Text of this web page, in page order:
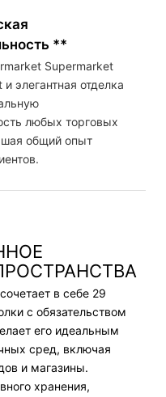
**
Supermarket
элегантная отделка
любых торговых
общий опыт
в себе 29
с обязательством
его идеальным
сред, включая
и магазины.
хранения,